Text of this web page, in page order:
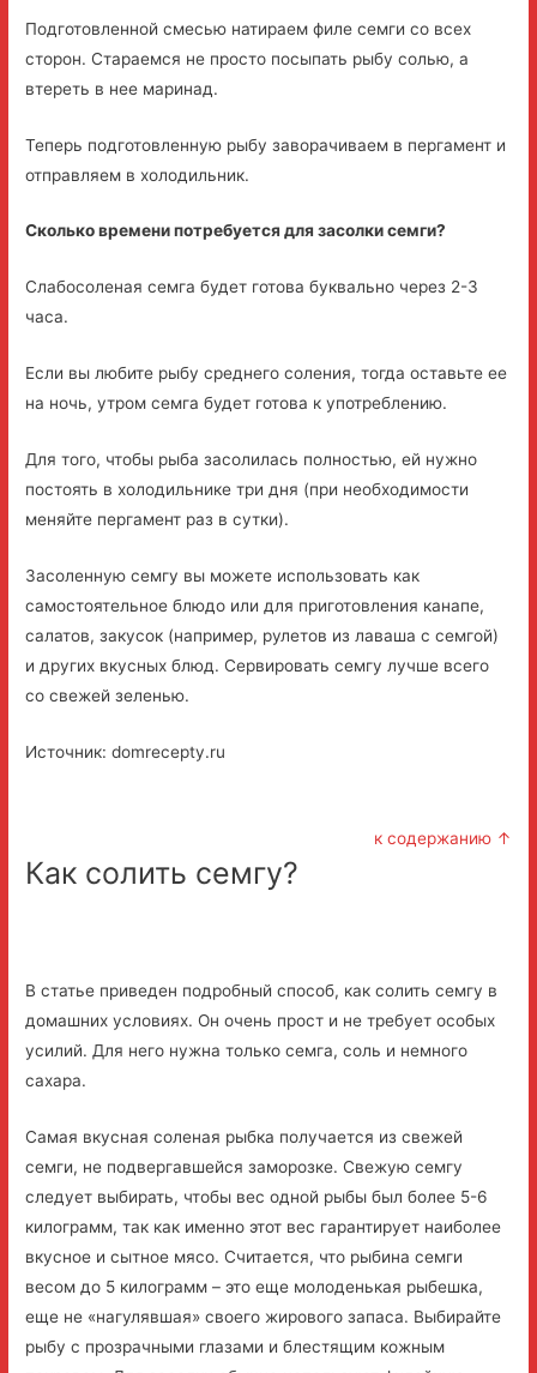
Подготовленной смесью натираем филе семги со всех
сторон. Стараемся не просто посыпать рыбу солью, а
втереть в нее маринад.
Теперь подготовленную рыбу заворачиваем в пергамент и
отправляем в холодильник.
Сколько времени потребуется для засолки семги?
Слабосоленая семга будет готова буквально через 2-3
часа.
Если вы любите рыбу среднего соления, тогда оставьте ее
на ночь, утром семга будет готова к употреблению.
Для того, чтобы рыба засолилась полностью, ей нужно
постоять в холодильнике три дня (при необходимости
меняйте пергамент раз в сутки).
Засоленную семгу вы можете использовать как
самостоятельное блюдо или для приготовления канапе,
салатов, закусок (например, рулетов из лаваша с семгой)
и других вкусных блюд. Сервировать семгу лучше всего
со свежей зеленью.
Источник: domrecepty.ru
к содержанию ↑
Как солить семгу?
В статье приведен подробный способ, как солить семгу в
домашних условиях. Он очень прост и не требует особых
усилий. Для него нужна только семга, соль и немного
сахара.
Самая вкусная соленая рыбка получается из свежей
семги, не подвергавшейся заморозке. Свежую семгу
следует выбирать, чтобы вес одной рыбы был более 5-6
килограмм, так как именно этот вес гарантирует наиболее
вкусное и сытное мясо. Считается, что рыбина семги
весом до 5 килограмм – это еще молоденькая рыбешка,
еще не «нагулявшая» своего жирового запаса. Выбирайте
рыбу с прозрачными глазами и блестящим кожным